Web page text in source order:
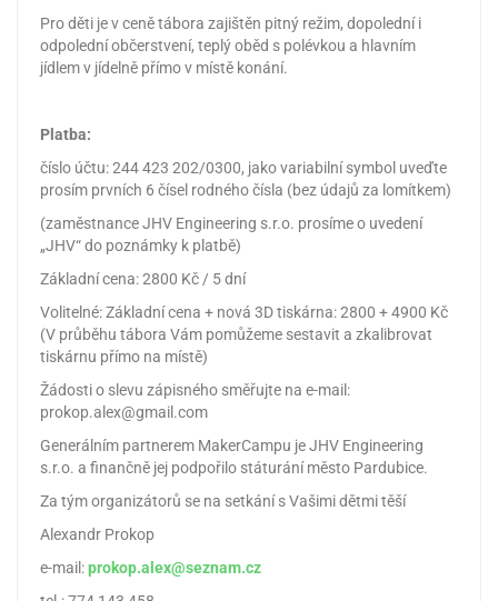
Pro děti je v ceně tábora zajištěn pitný režim, dopolední i
odpolední občerstvení, teplý oběd s polévkou a hlavním
jídlem v jídelně přímo v místě konání.
Platba:
číslo účtu: 244 423 202/0300, jako variabilní symbol uveďte
prosím prvních 6 čísel rodného čísla (bez údajů za lomítkem)
(zaměstnance JHV Engineering s.r.o. prosíme o uvedení
„JHV“ do poznámky k platbě)
Základní cena: 2800 Kč / 5 dní
Volitelné: Základní cena + nová 3D tiskárna: 2800 + 4900 Kč
(V průběhu tábora Vám pomůžeme sestavit a zkalibrovat
tiskárnu přímo na místě)
Žádosti o slevu zápisného směřujte na e-mail:
prokop.alex@gmail.com
Generálním partnerem MakerCampu je JHV Engineering
s.r.o. a finančně jej podpořilo státurání město Pardubice.
Za tým organizátorů se na setkání s Vašimi dětmi těší
Alexandr Prokop
e-mail:prokop.alex@seznam.cz